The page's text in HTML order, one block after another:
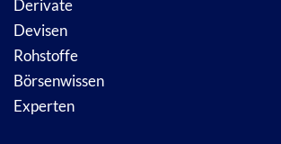
Derivate
Devisen
Rohstoffe
Börsenwissen
Experten